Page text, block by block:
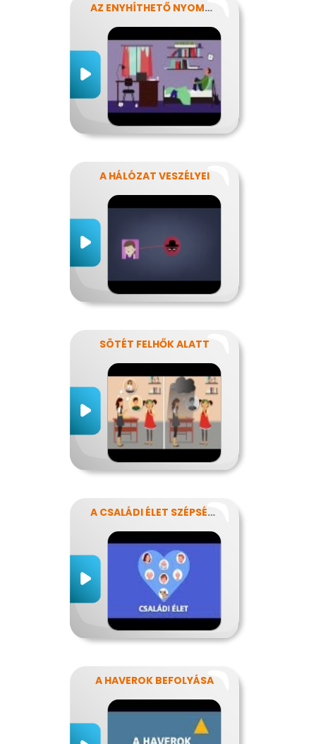
AZ ENYHÍTHETŐ NYOMÁS - STRESSZ
A HÁLÓZAT VESZÉLYEI
SÖTÉT FELHŐK ALATT
A CSALÁDI ÉLET SZÉPSÉGEI ÉS NEHÉZSÉGEI
A HAVEROK BEFOLYÁSA